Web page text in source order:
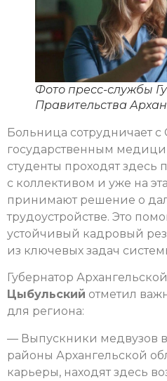
Фото пресс-службы
Правительства
Больница сотрудничает
государственным
студенты проходят здесь
с коллективом и уже на
принимают решение о
трудоустройстве. Это
устойчивый кадровый
из ключевых задач
Губернатор
Цыбульский отметил
для региона:
— Выпускники медвузов
районы Архангельской
карьеры, находят здесь